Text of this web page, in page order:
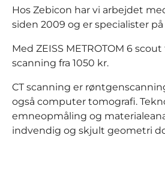
Hos Zebicon har vi arbejdet
siden 2009 og er specialister
Med ZEISS METROTOM 6
scanning fra 1050 kr.
CT scanning er
også computer tomografi.
emneopmåling og
indvendig og skjult geometri